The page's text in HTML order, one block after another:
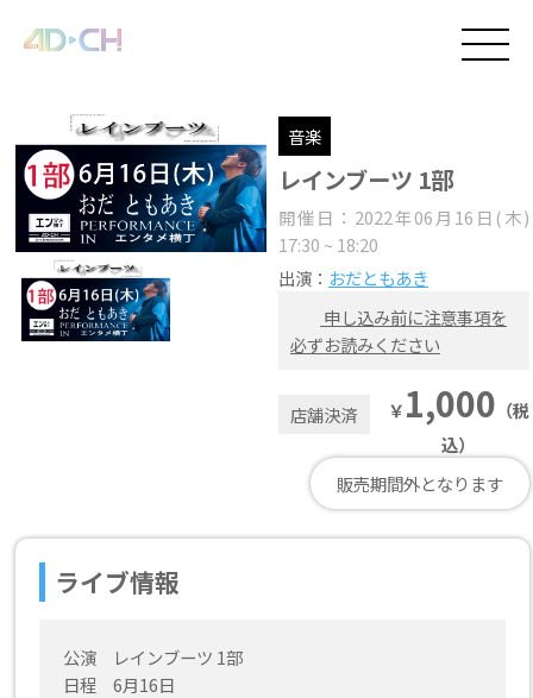
音楽
レインブーツ 1部
開催日：2022年06月16日(木)
17:30 ~ 18:20
出演： おだともあき
申し込み前に注意事項を
必ずお読みください
店舗決済 ￥1,000 （税
込）
販売期間外となります
ライブ情報
公演 レインブーツ 1部
日程 6月16日